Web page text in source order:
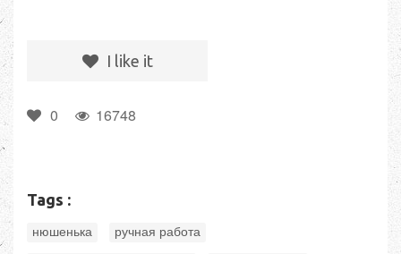
I like it
0 16748
Tags :
нюшенька ручная работа